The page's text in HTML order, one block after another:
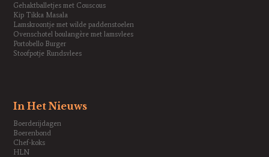
Gehaktballetjes met Couscous
Kip Tikka Masala
Lamskroontje met wilde paddenstoelen
Ovenschotel boulangère met lamsvlees
Portobello Burger
Stoofpotje Rundsvlees
In Het Nieuws
Boerderijdagen
Boerenbond
Chef-koks
HLN